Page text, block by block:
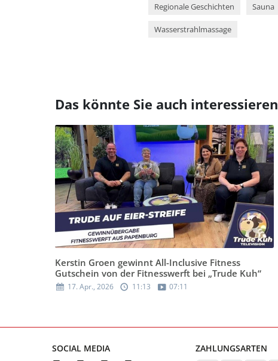
Regionale Geschichten Sauna
Wasserstrahlmassage
Das könnte Sie auch interessieren
Kerstin Groen gewinnt All-Inclusive Fitness
Gutschein von der Fitnesswerft bei „Trude Kuh“
17. Apr., 2026 11:13 07:11
SOCIAL MEDIA ZAHLUNGSARTEN